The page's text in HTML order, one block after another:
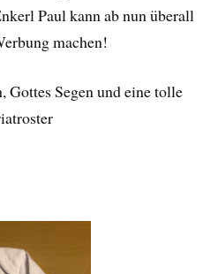
Paul kann ab nun überall
machen!
Segen und eine tolle